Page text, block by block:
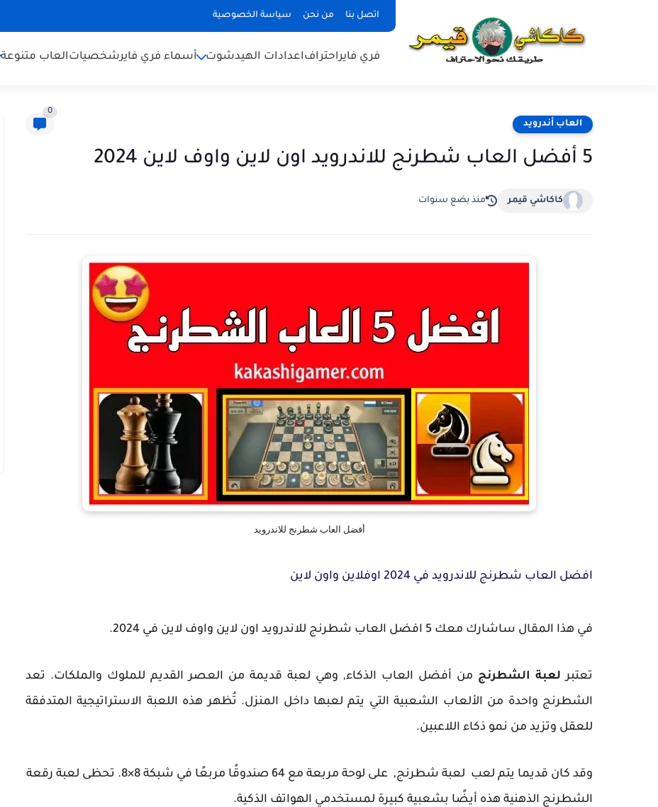
اتصل بنا من نحن سياسة الخصوصية
فري فايراحترافاعدادات الهيدشوت أسماء فري فايرشخصياتالعاب متنوعة
العاب أندرويد
0
5 أفضل العاب شطرنج للاندرويد اون لاين واوف لاين 2024
كاكاشي قيمر منذ بضع سنوات
أفضل العاب شطرنج للاندرويد
افضل العاب شطرنج للاندرويد في 2024 اوفلاين واون لاين
في هذا المقال ساشارك معك 5 افضل العاب شطرنج للاندرويد اون لاين واوف لاين في 2024.
تعتبرلعبة الشطرنج من أفضل العاب الذكاء, وهي لعبة قديمة من العصر القديم للملوك والملكات. تعد
الشطرنج واحدة من الألعاب الشعبية التي يتم لعبها داخل المنزل. تُظهر هذه اللعبة الاستراتيجية المتدفقة
للعقل وتزيد من نمو ذكاء اللاعبين.
وقد كان قديما يتم لعب لعبة شطرنج, على لوحة مربعة مع 64 صندوقًا مربعًا في شبكة 8×8. تحظى لعبة رقعة
الشطرنج الذهنية هذه أيضًا بشعبية كبيرة لمستخدمي الهواتف الذكية.